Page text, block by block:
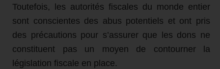
Toutefois, les autorités fiscales du monde entier
sont conscientes des abus potentiels et ont pris
des précautions pour s’assurer que les dons ne
constituent pas un moyen de contourner la
législation fiscale en place.